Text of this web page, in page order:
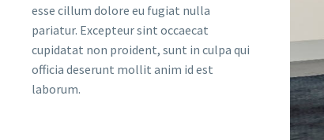
esse cillum dolore eu fugiat nulla
pariatur. Excepteur sint occaecat
cupidatat non proident, sunt in culpa qui
officia deserunt mollit anim id est
laborum.